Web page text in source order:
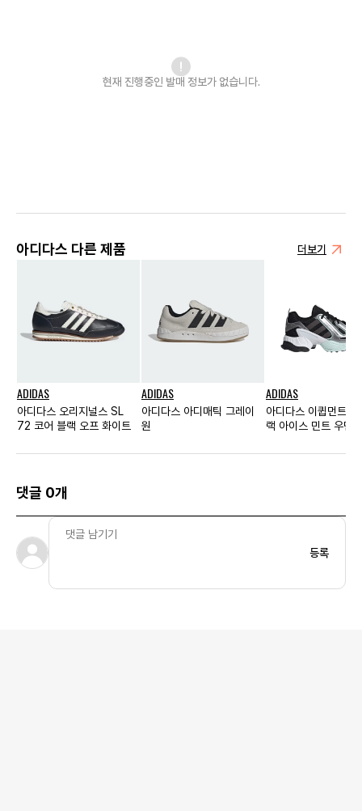
현재 진행중인 발매 정보가 없습니다.
아디다스 다른 제품 더보기
ADIDAS
아디다스 오리지널스 SL
72 코어 블랙 오프 화이트
ADIDAS
아디다스 아디매틱 그레이
원
ADIDAS
아디다스 이큅먼트
랙 아이스 민트 우먼스
댓글 0개
등록